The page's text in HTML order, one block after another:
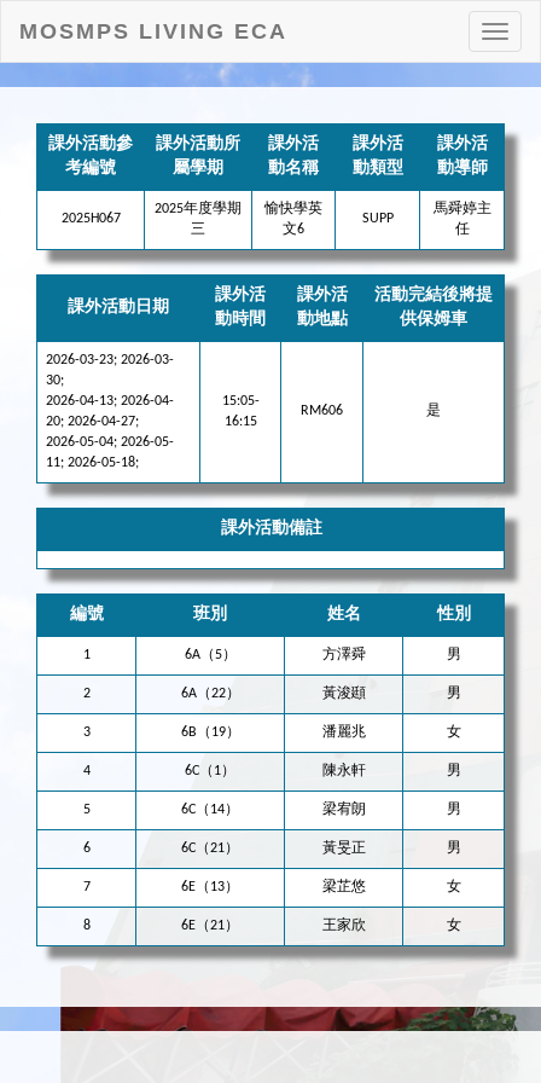
打
開
MOSMPS LIVING ECA
課外活動參
考編號
課外活動所
屬學期
課外活
動名稱
課外活
動類型
課外活
動導師
2025H067
2025年度學期
三
愉快學英
文6
SUPP
馬舜婷主
任
課外活動日期
課外活
動時間
課外活
動地點
活動完結後將提
供保姆車
2026-03-23; 2026-03-
30;
2026-04-13; 2026-04-
20; 2026-04-27;
2026-05-04; 2026-05-
11; 2026-05-18;
15:05-
16:15
RM606 是
課外活動備註
編號 班別 姓名 性別
1 6A（5） 方澤舜 男
2 6A（22） 黃浚頲 男
3 6B（19） 潘麗兆 女
4 6C（1） 陳永軒 男
5 6C（14） 梁宥朗 男
6 6C（21） 黃旻正 男
7 6E（13） 梁芷悠 女
8 6E（21） 王家欣 女